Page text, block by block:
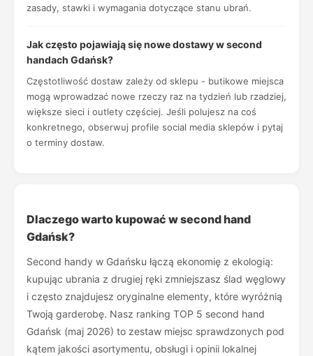
zasady, stawki i wymagania dotyczące stanu ubrań.
Jak często pojawiają się nowe dostawy w second
handach Gdańsk?
Częstotliwość dostaw zależy od sklepu - butikowe miejsca
mogą wprowadzać nowe rzeczy raz na tydzień lub rzadziej,
większe sieci i outlety częściej. Jeśli polujesz na coś
konkretnego, obserwuj profile social media sklepów i pytaj
o terminy dostaw.
Dlaczego warto kupować w second hand
Gdańsk?
Second handy w Gdańsku łączą ekonomię z ekologią:
kupując ubrania z drugiej ręki zmniejszasz ślad węglowy
i często znajdujesz oryginalne elementy, które wyróżnią
Twoją garderobę. Nasz ranking TOP 5 second hand
Gdańsk (maj 2026) to zestaw miejsc sprawdzonych pod
kątem jakości asortymentu, obsługi i opinii lokalnej